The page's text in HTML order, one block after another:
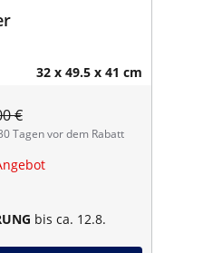
32 x 49.5 x 41 cm
€
Tagen vor dem Rabatt
bis ca. 12.8.